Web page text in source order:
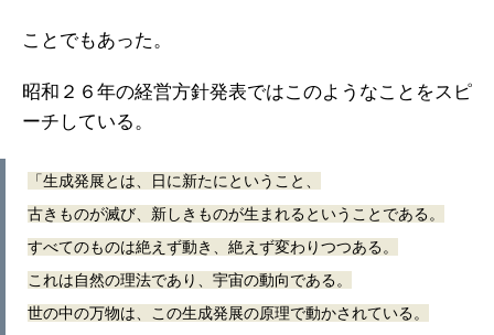
ことでもあった。
昭和２６年の経営方針発表ではこのようなことをスピ
ーチしている。
「生成発展とは、日に新たにということ、
古きものが滅び、新しきものが生まれるということである。
すべてのものは絶えず動き、絶えず変わりつつある。
これは自然の理法であり、宇宙の動向である。
世の中の万物は、この生成発展の原理で動かされている。